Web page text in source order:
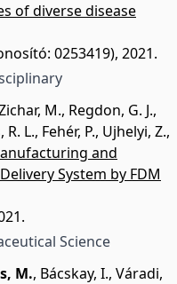
of diverse disease
0253419), 2021.
M., Regdon, G. J.,
R. L., Fehér, P., Ujhelyi, Z.,
and
System by FDM
Science
M., Bácskay, I., Váradi,